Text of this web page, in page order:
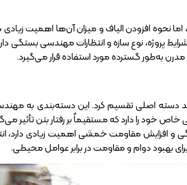
اما نحوه افزودن الیاف و میزان آن‌ها اهمیت
پروژه، نوع سازه و انتظارات مهندسی بستگی
مدرن به‌طور گسترده مورد استفاده قرار می‌گیرد.
دسته اصلی تقسیم کرد. این دسته‌بندی به
خود را دارد که مستقیماً بر رفتار بتن تأثیر
و افزایش مقاومت خمشی اهمیت زیادی دارد،
دوام و مقاومت در برابر عوامل محیطی.